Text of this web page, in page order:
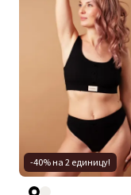
-40% на 2 единицу!